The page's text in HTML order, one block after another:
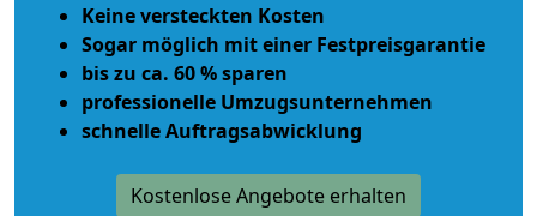
Keine versteckten Kosten
Sogar möglich mit einer Festpreisgarantie
bis zu ca. 60 % sparen
professionelle Umzugsunternehmen
schnelle Auftragsabwicklung
Kostenlose Angebote erhalten